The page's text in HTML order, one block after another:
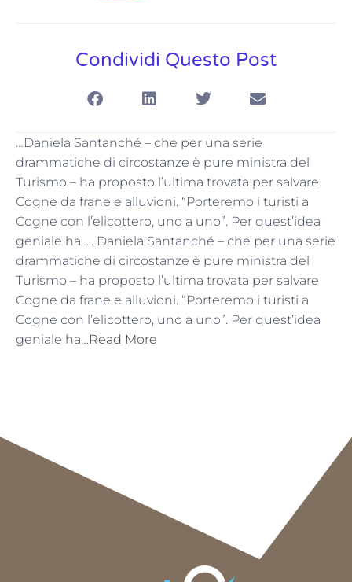
Condividi Questo Post
…Daniela Santanché – che per una serie
drammatiche di circostanze è pure ministra del
Turismo – ha proposto l’ultima trovata per salvare
Cogne da frane e alluvioni. “Porteremo i turisti a
Cogne con l’elicottero, uno a uno”. Per quest’idea
geniale ha……Daniela Santanché – che per una serie
drammatiche di circostanze è pure ministra del
Turismo – ha proposto l’ultima trovata per salvare
Cogne da frane e alluvioni. “Porteremo i turisti a
Cogne con l’elicottero, uno a uno”. Per quest’idea
geniale ha…Read More